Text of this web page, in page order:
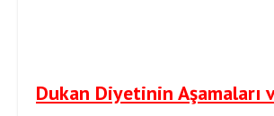
Dukan Diyetinin Aşamaları